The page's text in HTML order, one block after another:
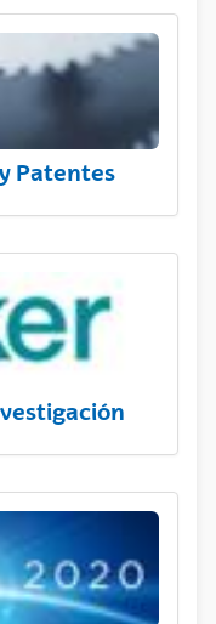
Patentes